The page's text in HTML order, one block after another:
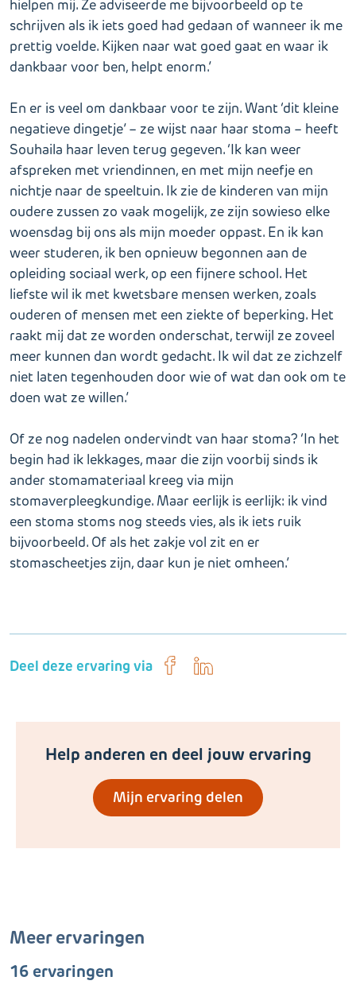
hielpen mij. Ze adviseerde me bijvoorbeeld op te
schrijven als ik iets goed had gedaan of wanneer ik me
prettig voelde. Kijken naar wat goed gaat en waar ik
dankbaar voor ben, helpt enorm.’
En er is veel om dankbaar voor te zijn. Want ‘dit kleine
negatieve dingetje’ – ze wijst naar haar stoma – heeft
Souhaila haar leven terug gegeven. ‘Ik kan weer
afspreken met vriendinnen, en met mijn neefje en
nichtje naar de speeltuin. Ik zie de kinderen van mijn
oudere zussen zo vaak mogelijk, ze zijn sowieso elke
woensdag bij ons als mijn moeder oppast. En ik kan
weer studeren, ik ben opnieuw begonnen aan de
opleiding sociaal werk, op een fijnere school. Het
liefste wil ik met kwetsbare mensen werken, zoals
ouderen of mensen met een ziekte of beperking. Het
raakt mij dat ze worden onderschat, terwijl ze zoveel
meer kunnen dan wordt gedacht. Ik wil dat ze zichzelf
niet laten tegenhouden door wie of wat dan ook om te
doen wat ze willen.’
Of ze nog nadelen ondervindt van haar stoma? ‘In het
begin had ik lekkages, maar die zijn voorbij sinds ik
ander stomamateriaal kreeg via mijn
stomaverpleegkundige. Maar eerlijk is eerlijk: ik vind
een stoma stoms nog steeds vies, als ik iets ruik
bijvoorbeeld. Of als het zakje vol zit en er
stomascheetjes zijn, daar kun je niet omheen.’
Deel deze ervaring via
Help anderen en deel jouw ervaring
Mijn ervaring delen
Meer ervaringen
16 ervaringen